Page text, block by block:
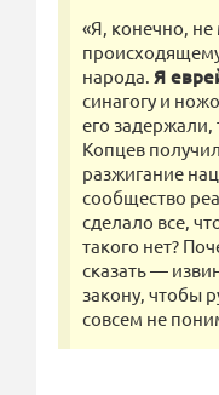
«Я, конечно, не
народа. Я
синагогу и
его задержали,
Копцев
разжигание
сообщество
сделало все,
такого нет?
сказать —
закону, чтобы
совсем не